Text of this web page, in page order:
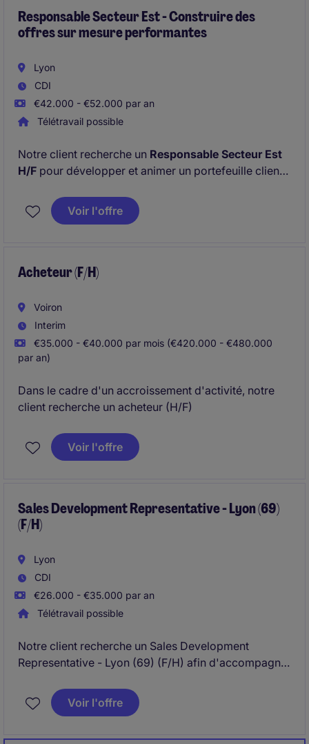
Responsable Secteur Est - Construire des
offres sur mesure performantes
Lyon
CDI
€42.000 - €52.000 par an
Télétravail possible
Notre client recherche un Responsable Secteur Est
H/F pour développer et animer un portefeuille clients
74, 88, 90. Ce rôle combine prospection, fidélisation
et accompagnement des partenaires pour atteindre
Voir l'offre
Acheteur (F/H)
Voiron
Interim
€35.000 - €40.000 par mois (€420.000 - €480.000
par an)
Dans le cadre d'un accroissement d'activité, notre
client recherche un acheteur (H/F)
Voir l'offre
Sales Development Representative - Lyon (69)
(F/H)
Lyon
CDI
€26.000 - €35.000 par an
Télétravail possible
Notre client recherche un Sales Development
Representative - Lyon (69) (F/H) afin d'accompagner
financement et de projets de recherche et
développement, d'investissement et de
Voir l'offre